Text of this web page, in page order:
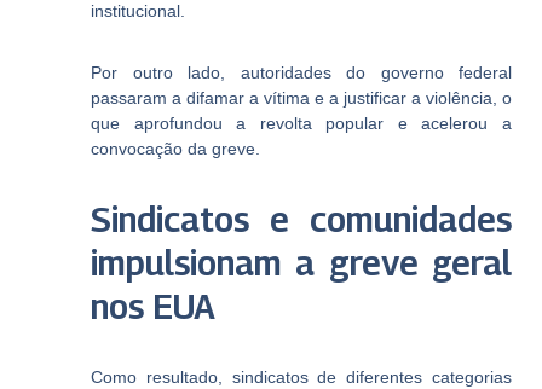
institucional.
Por outro lado, autoridades do governo federal
passaram a difamar a vítima e a justificar a violência, o
que aprofundou a revolta popular e acelerou a
convocação da greve.
Sindicatos e comunidades
impulsionam a greve geral
nos EUA
Como resultado, sindicatos de diferentes categorias